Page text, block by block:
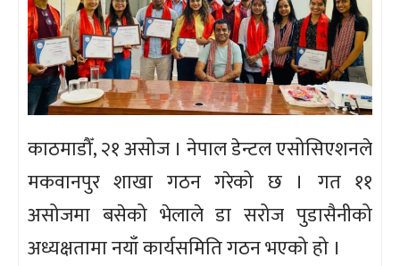
काठमाडौँ, २१ असोज । नेपाल डेन्टल एसोसिएशनले
मकवानपुर शाखा गठन गरेको छ । गत ११
असोजमा बसेको भेलाले डा सरोज पुडासैनीको
अध्यक्षतामा नयाँ कार्यसमिति गठन भएको हो ।